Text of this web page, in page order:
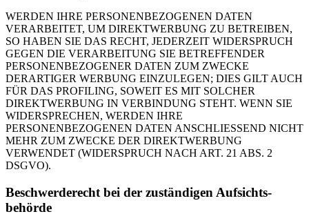
WERDEN IHRE PERSONENBEZOGENEN DATEN
VERARBEITET, UM DIREKTWERBUNG ZU BETREIBEN,
SO HABEN SIE DAS RECHT, JEDERZEIT WIDERSPRUCH
GEGEN DIE VERARBEITUNG SIE BETREFFENDER
PERSONENBEZOGENER DATEN ZUM ZWECKE
DERARTIGER WERBUNG EINZULEGEN; DIES GILT AUCH
FÜR DAS PROFILING, SOWEIT ES MIT SOLCHER
DIREKTWERBUNG IN VERBINDUNG STEHT. WENN SIE
WIDERSPRECHEN, WERDEN IHRE
PERSONENBEZOGENEN DATEN ANSCHLIESSEND NICHT
MEHR ZUM ZWECKE DER DIREKTWERBUNG
VERWENDET (WIDERSPRUCH NACH ART. 21 ABS. 2
DSGVO).
Beschwerde­recht bei der zuständigen Aufsichts­
behörde